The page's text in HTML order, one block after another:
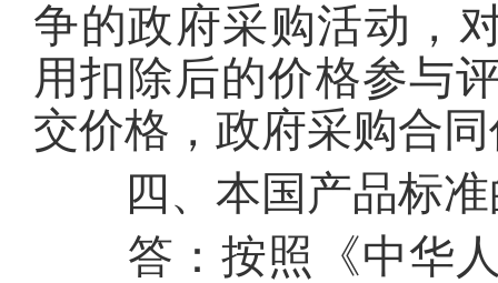
争的政府采购活动，
用扣除后的价格参与
交价格，政府采购合
四、本国产品标准
答：按照《中华人